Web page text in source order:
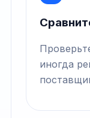
иногда